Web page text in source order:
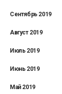
Сентябрь 2019
Август 2019
Июль 2019
Июнь 2019
Май 2019